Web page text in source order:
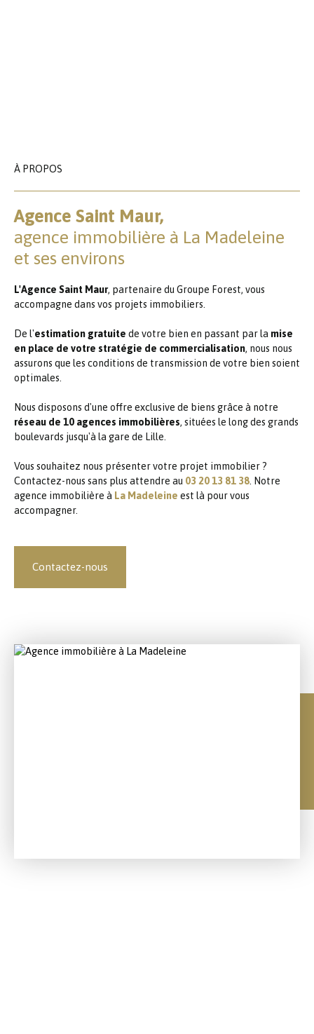
À PROPOS
Agence Saint Maur,
agence immobilière à La Madeleine
et ses environs
L'Agence Saint Maur, partenaire du Groupe Forest, vous
accompagne dans vos projets immobiliers.
De l'estimation gratuite de votre bien en passant par la mise
en place de votre stratégie de commercialisation, nous nous
assurons que les conditions de transmission de votre bien soient
optimales.
Nous disposons d'une offre exclusive de biens grâce à notre
réseau de 10 agences immobilières, situées le long des grands
boulevards jusqu'à la gare de Lille.
Vous souhaitez nous présenter votre projet immobilier ?
Contactez-nous sans plus attendre au 03 20 13 81 38 . Notre
agence immobilière à La Madeleine est là pour vous
accompagner.
Contactez-nous